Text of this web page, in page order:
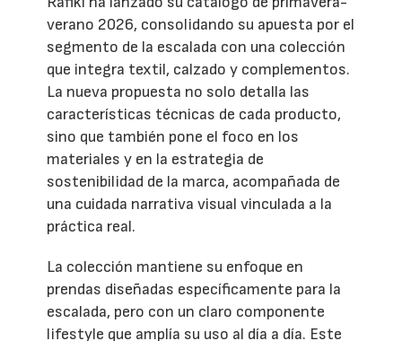
verano 2026, consolidando su apuesta por el
segmento de la escalada con una colección
que integra textil, calzado y complementos.
La nueva propuesta no solo detalla las
características técnicas de cada producto,
sino que también pone el foco en los
materiales y en la estrategia de
sostenibilidad de la marca, acompañada de
una cuidada narrativa visual vinculada a la
práctica real.
La colección mantiene su enfoque en
prendas diseñadas específicamente para la
escalada, pero con un claro componente
lifestyle que amplía su uso al día a día. Este